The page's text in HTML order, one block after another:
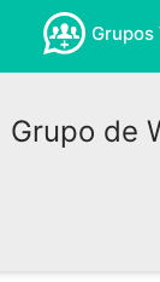
Grupos
Grupo de